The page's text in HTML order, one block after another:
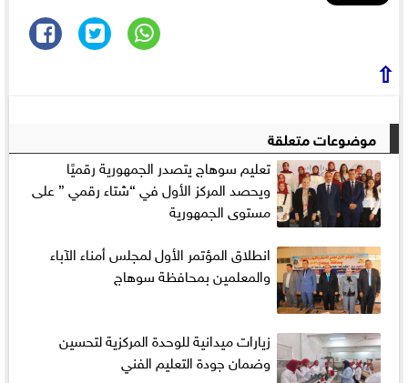
⇧
موضوعات متعلقة
تعليم سوهاج يتصدر الجمهورية رقميًا
ويحصد المركز الأول في “شتاء رقمي ” على
مستوى الجمهورية
انطلاق المؤتمر الأول لمجلس أمناء الآباء
والمعلمين بمحافظة سوهاج
زيارات ميدانية للوحدة المركزية لتحسين
وضمان جودة التعليم الفني